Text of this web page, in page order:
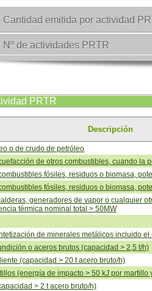
Cantidad emitida por actividad
Nº de actividades PRTR
PRTR
Descripción
o de crudo de petróleo
de otros combustibles, cuando la
fósiles, residuos o biomasa,
fósiles, residuos o biomasa,
generadores de vapor o cualquier
térmica nominal total > 50MW
de minerales metálicos incluido el
o aceros brutos (capacidad > 2,5 t/h)
(capacidad > 20 t acero bruto/h)
(energía de impacto > 50 kJ por martillo
> 2 t acero bruto/h)